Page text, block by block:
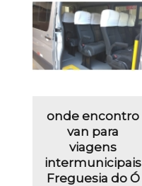
onde encontro
van para
viagens
intermunicipais
Freguesia do Ó